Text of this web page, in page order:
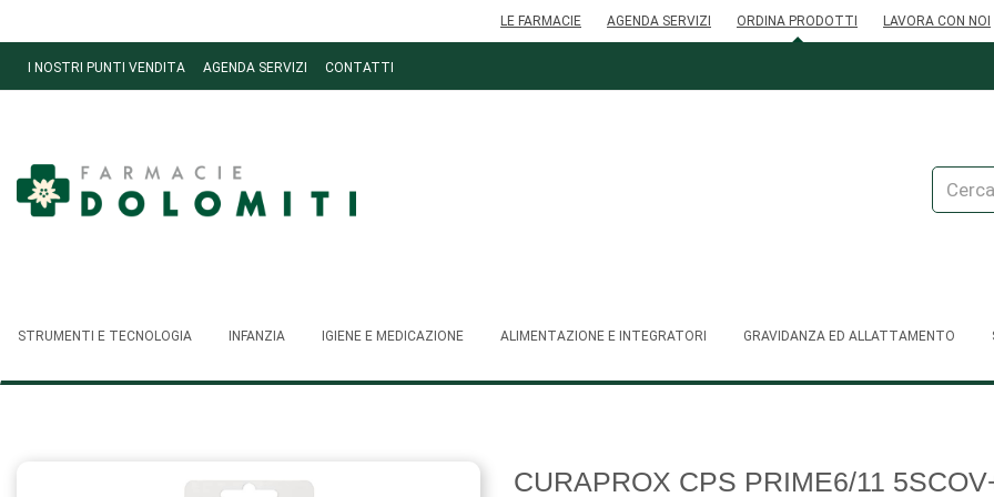
principale
LE FARMACIE AGENDA SERVIZI ORDINA PRODOTTI LAVORA CON NOI
I NOSTRI PUNTI VENDITA AGENDA SERVIZI CONTATTI
Dolomiti
Cerca
Prodotto
STRUMENTI E TECNOLOGIA INFANZIA IGIENE E MEDICAZIONE ALIMENTAZIONE E INTEGRATORI GRAVIDANZA ED ALLATTAMENTO
CURAPROX CPS PRIME6/11